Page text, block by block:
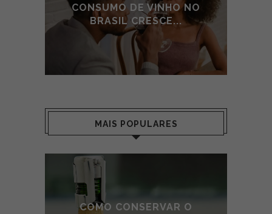
CONSUMO DE VINHO NO
BRASIL CRESCE...
MAIS POPULARES
COMO CONSERVAR O